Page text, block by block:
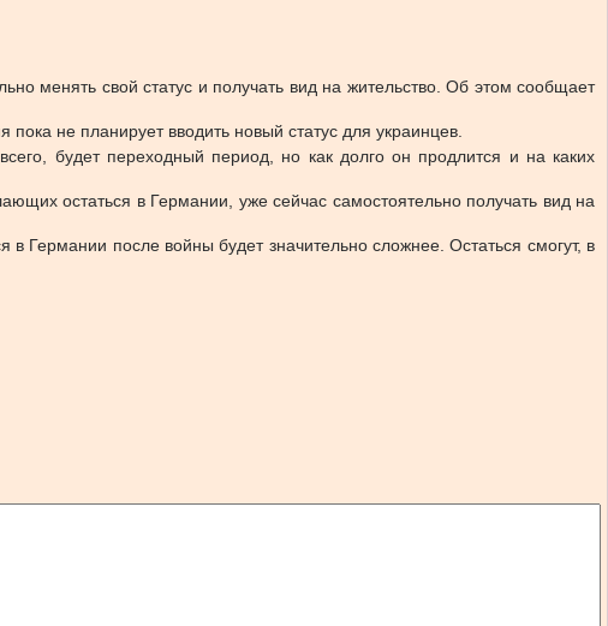
менять свой статус и получать вид на жительство. Об этом сообщает
не планирует вводить новый статус для украинцев.
будет переходный период, но как долго он продлится и на каких
остаться в Германии, уже сейчас самостоятельно получать вид на
Германии после войны будет значительно сложнее. Остаться смогут, в